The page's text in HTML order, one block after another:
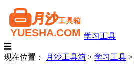
学习工具
☰
现在位置：
月沙工具箱 > 学习工具 >